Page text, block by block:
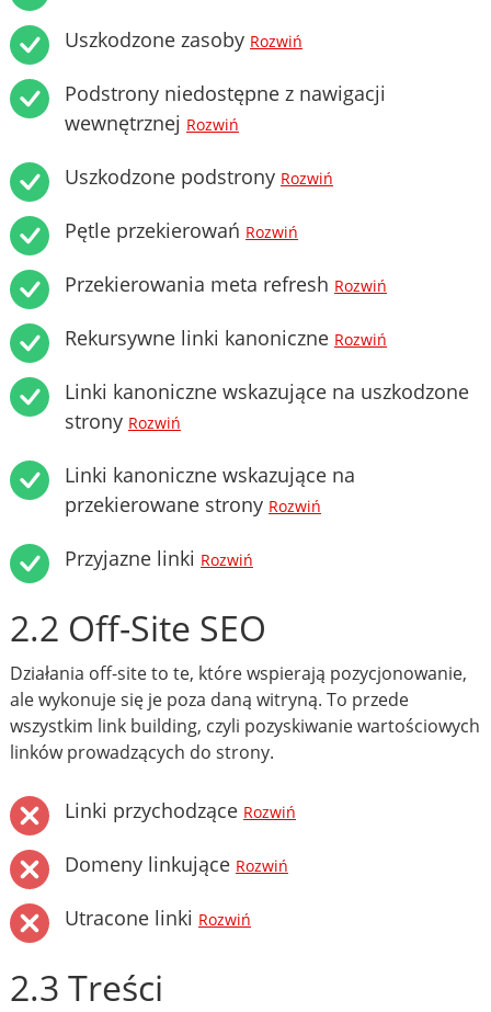
Uszkodzone zasoby Rozwiń
Podstrony niedostępne z nawigacji
wewnętrznej Rozwiń
Uszkodzone podstrony Rozwiń
Pętle przekierowań Rozwiń
Przekierowania meta refresh Rozwiń
Rekursywne linki kanoniczne Rozwiń
Linki kanoniczne wskazujące na uszkodzone
strony Rozwiń
Linki kanoniczne wskazujące na
przekierowane strony Rozwiń
Przyjazne linki Rozwiń
2.2 Off-Site SEO
Działania off-site to te, które wspierają pozycjonowanie,
ale wykonuje się je poza daną witryną. To przede
wszystkim link building, czyli pozyskiwanie wartościowych
linków prowadzących do strony.
Linki przychodzące Rozwiń
Domeny linkujące Rozwiń
Utracone linki Rozwiń
2.3 Treści